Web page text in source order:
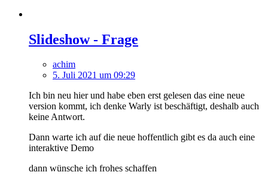
Slideshow - Frage
achim
5. Juli 2021 um 09:29
Ich bin neu hier und habe eben erst gelesen das eine neue
version kommt, ich denke Warly ist beschäftigt, deshalb auch
keine Antwort.
Dann warte ich auf die neue hoffentlich gibt es da auch eine
interaktive Demo
dann wünsche ich frohes schaffen